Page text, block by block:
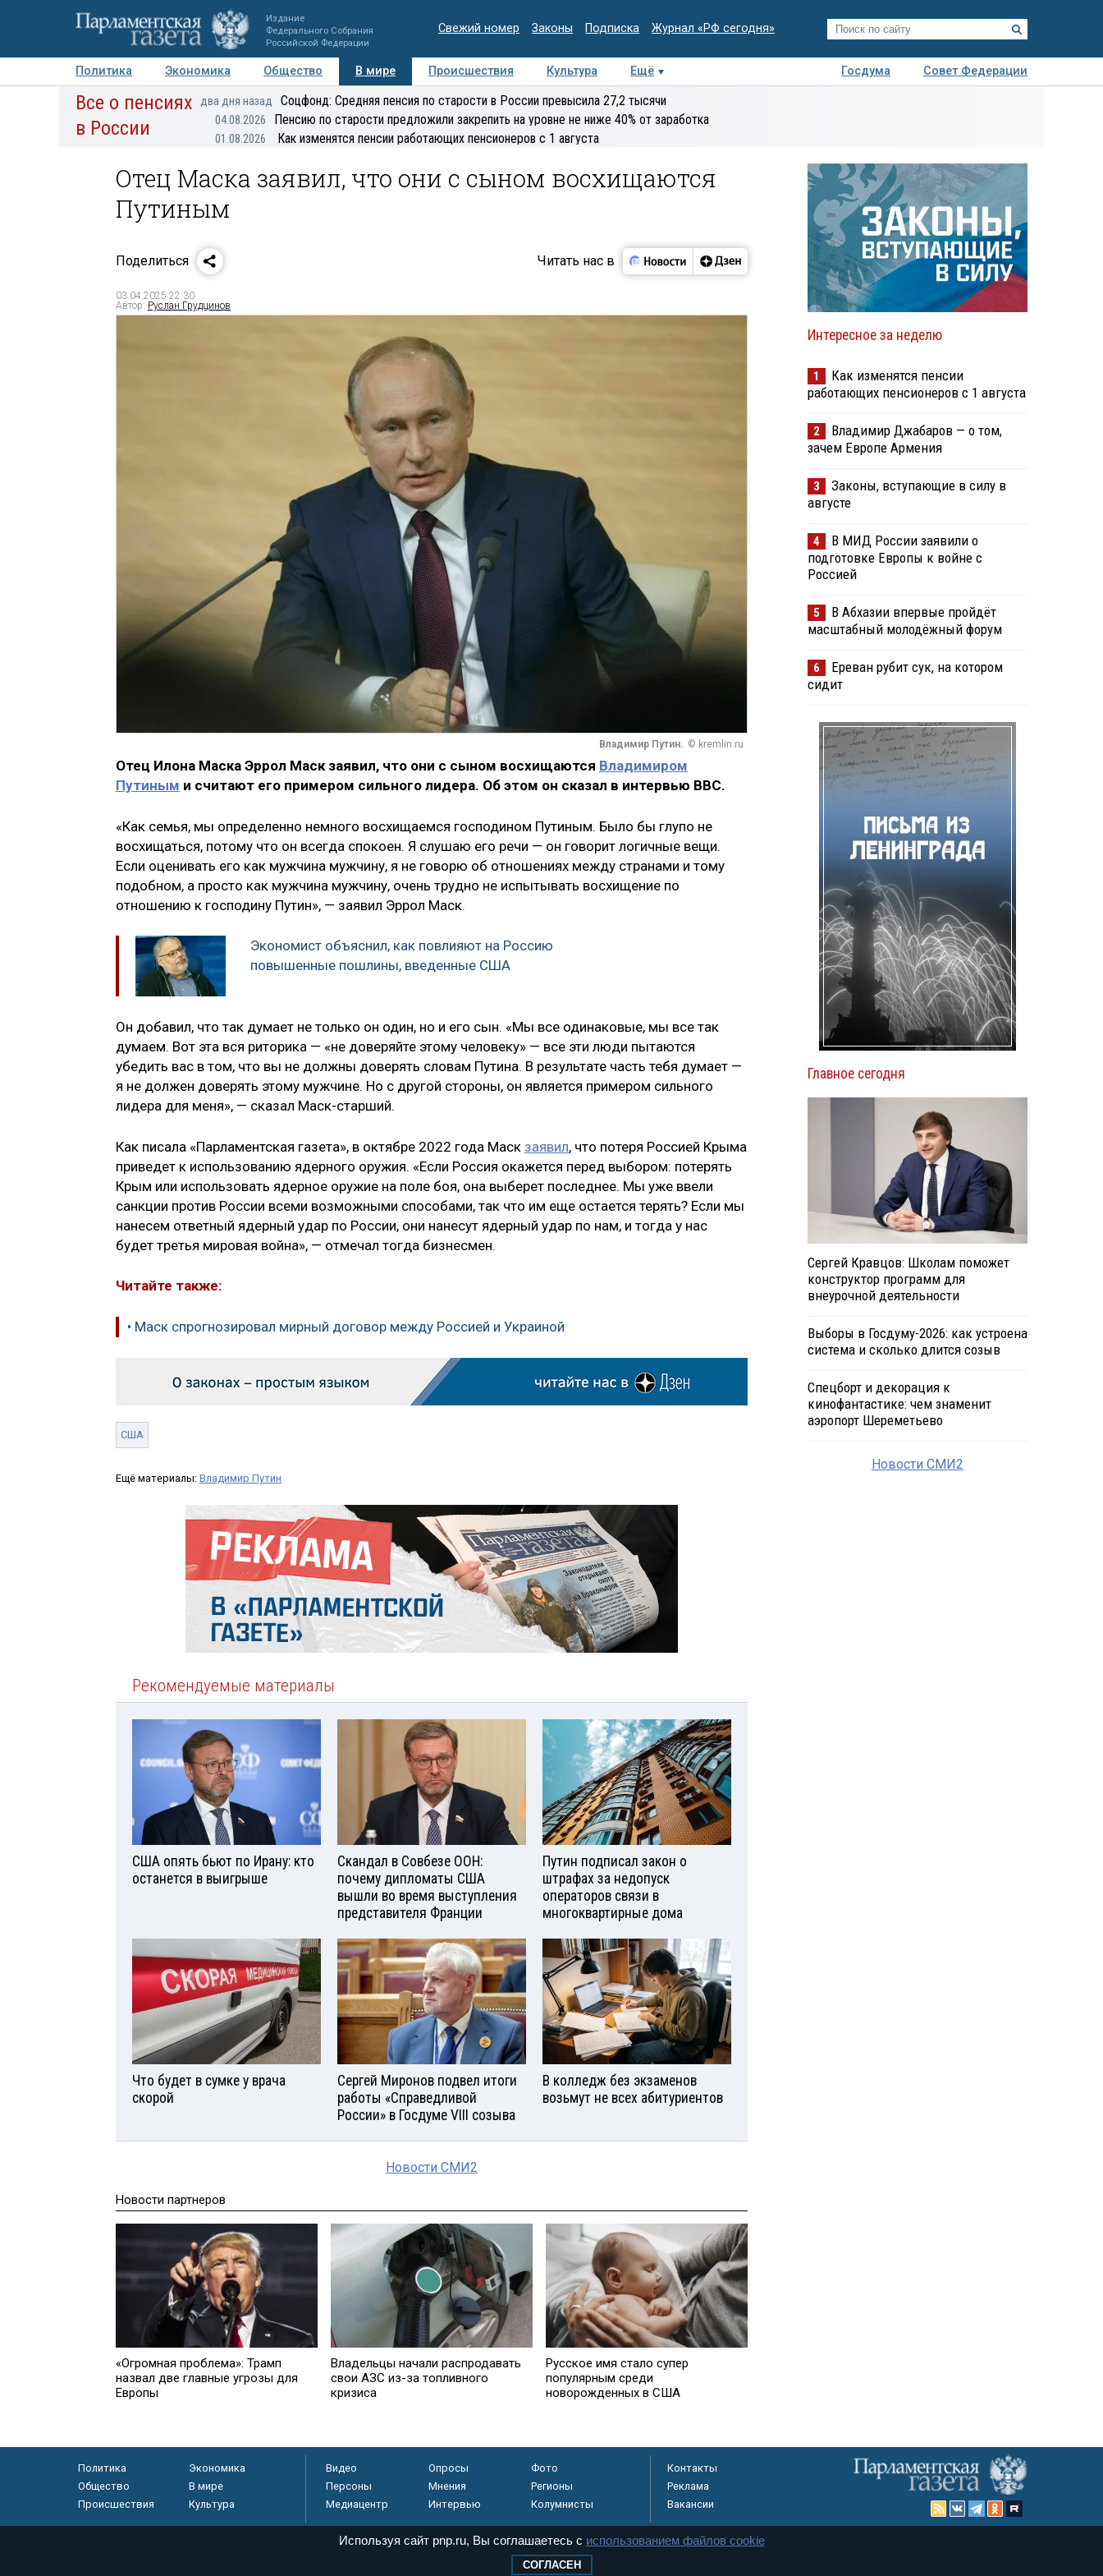
Издание
Федерального Собрания
Российской Федерации
Свежий номер Законы Подписка Журнал «РФ сегодня»
Политика Экономика Общество В мире Происшествия Культура Ещё Госдума
Совет Федерации
Авторы Персоны Мнения Регионы Медиацентр Интервью Колумнисты
Все о пенсиях
в России
два дня назад Соцфонд: Средняя пенсия по старости в России превысила 27,2 тысячи
04.08.2026 Пенсию по старости предложили закрепить на уровне не ниже 40% от заработка
01.08.2026 Как изменятся пенсии работающих пенсионеров с 1 августа
Отец Маска заявил, что они с сыном восхищаются
Путиным
Поделиться Читать нас в
03.04.2025 22:30
Автор: Руслан Грудцинов
Владимир Путин. © kremlin.ru
Отец Илона Маска Эррол Маск заявил, что они с сыном восхищаются Владимиром
Путиным и считают его примером сильного лидера. Об этом он сказал в интервью BBC.
«Как семья, мы определенно немного восхищаемся господином Путиным. Было бы глупо не
восхищаться, потому что он всегда спокоен. Я слушаю его речи — он говорит логичные вещи.
Если оценивать его как мужчина мужчину, я не говорю об отношениях между странами и тому
подобном, а просто как мужчина мужчину, очень трудно не испытывать восхищение по
отношению к господину Путин», — заявил Эррол Маск.
Экономист объяснил, как повлияют на Россию
повышенные пошлины, введенные США
Он добавил, что так думает не только он один, но и его сын. «Мы все одинаковые, мы все так
думаем. Вот эта вся риторика — «не доверяйте этому человеку» — все эти люди пытаются
убедить вас в том, что вы не должны доверять словам Путина. В результате часть тебя думает —
я не должен доверять этому мужчине. Но с другой стороны, он является примером сильного
лидера для меня», — сказал Маск-старший.
Как писала «Парламентская газета», в октябре 2022 года Маск заявил, что потеря Россией Крыма
приведет к использованию ядерного оружия. «Если Россия окажется перед выбором: потерять
Крым или использовать ядерное оружие на поле боя, она выберет последнее. Мы уже ввели
санкции против России всеми возможными способами, так что им еще остается терять? Если мы
нанесем ответный ядерный удар по России, они нанесут ядерный удар по нам, и тогда у нас
будет третья мировая война», — отмечал тогда бизнесмен.
Читайте также:
• Маск спрогнозировал мирный договор между Россией и Украиной
США
Ещё материалы: Владимир Путин
Рекомендуемые материалы
США опять бьют по Ирану: кто
останется в выигрыше
Скандал в Совбезе ООН:
почему дипломаты США
вышли во время выступления
представителя Франции
Путин подписал закон о
штрафах за недопуск
операторов связи в
многоквартирные дома
Что будет в сумке у врача
скорой
Сергей Миронов подвел итоги
работы «Справедливой
России» в Госдуме VIII созыва
В колледж без экзаменов
возьмут не всех абитуриентов
Новости СМИ2
Новости партнеров
«Огромная проблема»: Трамп
назвал две главные угрозы для
Европы
Владельцы начали распродавать
свои АЗС из-за топливного
кризиса
Русское имя стало супер
популярным среди
новорожденных в США
Интересное за неделю
1
Как изменятся пенсии
работающих пенсионеров с 1 августа
2
Владимир Джабаров — о том,
зачем Европе Армения
3
Законы, вступающие в силу в
августе
4
В МИД России заявили о
подготовке Европы к войне с
Россией
5
В Абхазии впервые пройдёт
масштабный молодёжный форум
6
Ереван рубит сук, на котором
сидит
Главное сегодня
Сергей Кравцов: Школам поможет
конструктор программ для
внеурочной деятельности
Выборы в Госдуму-2026: как устроена
система и сколько длится созыв
Спецборт и декорация к
кинофантастике: чем знаменит
аэропорт Шереметьево
Новости СМИ2
Политика
Экономика
Общество
В мире
Происшествия
Культура
Видео Опросы
Фото
Персоны
Мнения
Регионы
Медиацентр
Интервью Колумнисты
Контакты
Реклама
Вакансии
Используя сайт pnp.ru, Вы соглашаетесь с использованием файлов cookie
СОГЛАСЕН